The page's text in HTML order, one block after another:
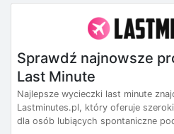
Sprawdź najnowsze
Last Minute
Najlepsze wycieczki last minute
Lastminutes.pl, który oferuje
dla osób lubiących spontaniczne